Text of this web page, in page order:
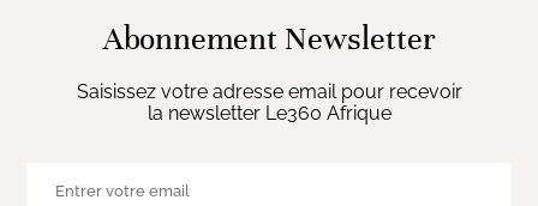
Abonnement Newsletter
Saisissez votre adresse email pour recevoir
la newsletter Le360 Afrique